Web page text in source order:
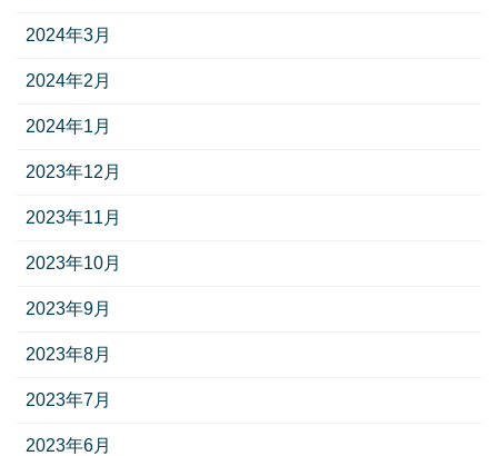
2024年3月
2024年2月
2024年1月
2023年12月
2023年11月
2023年10月
2023年9月
2023年8月
2023年7月
2023年6月